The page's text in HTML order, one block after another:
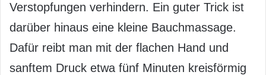
Verstopfungen verhindern. Ein guter Trick ist
darüber hinaus eine kleine Bauchmassage.
Dafür reibt man mit der flachen Hand und
sanftem Druck etwa fünf Minuten kreisförmig